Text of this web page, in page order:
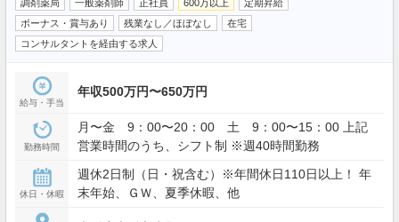
調剤薬局 一般薬剤師 正社員 600万以上
定期昇給
ボーナス・賞与あり
残業なし／ほぼなし
在宅
コンサルタントを経由する求人
給与・手当
年収500万円〜650万円
勤務時間
月〜金 9：00〜20：00 土 9：00〜15：00 上記
営業時間のうち、シフト制 ※週40時間勤務
休日・休暇
週休2日制（日・祝含む）※年間休日110日以上！ 年
末年始、ＧＷ、夏季休暇、他